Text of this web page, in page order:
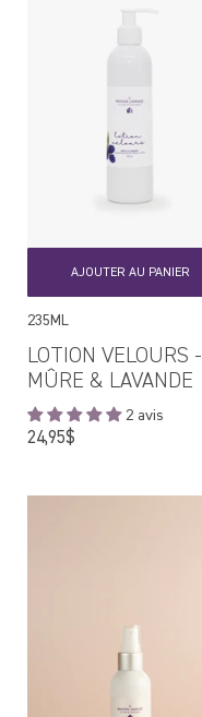
AJOUTER AU PANIER
235ML
LOTION VELOURS -
MÛRE & LAVANDE
2 avis
24,95$Prix